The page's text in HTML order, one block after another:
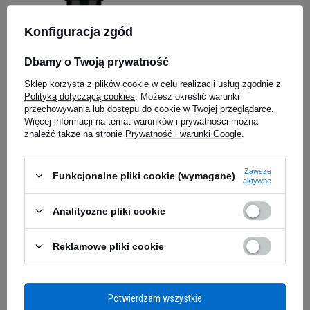
SWANSON Vitamin E 400IU -
60softgels
5.00 (14)
Zamów naturalną witaminę E. Wybierz kapsułki lub
Wybierz witaminę E w kapsułkach, aby poprawić wchłanianie
witaminy E
łatwe do połknięcia kapsułki szybko uwalniają tokoferol. Towitamina
rozpuszczalna w tłuszczach, dlatego jej nośnikiem jest oliwa z oliwek lub
Konfiguracja zgód
Dbamy o Twoją prywatność
Sklep korzysta z plików cookie w celu realizacji usług zgodnie z
Polityką dotyczącą cookies . Możesz określić warunki
przechowywania lub dostępu do cookie w Twojej przeglądarce.
Więcej informacji na temat warunków i prywatności można
znaleźć także na stronie Prywatność i warunki Google
Funkcjonalne pliki cookie (wymagane)
Zawsze
aktywne
Analityczne pliki cookie
Reklamowe pliki cookie
Potwierdzam wszystkie